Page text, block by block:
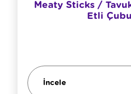
Meaty Sticks /
Etli
İncele